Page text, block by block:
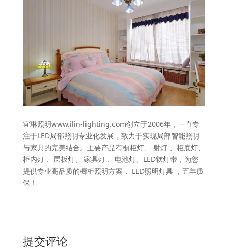
宜琳照明www.ilin-lighting.com创立于2006年，一直专
注于LED局部照明专业化发展，致力于实现局部智能照明
与家具的完美结合。主要产品有橱柜灯、 射灯 、柜底灯、
柜内灯 、层板灯、 家具灯 、电池灯、LED软灯带，为您
提供专业高品质的橱柜照明方案， LED照明灯具 ，五年质
保！
提交评论